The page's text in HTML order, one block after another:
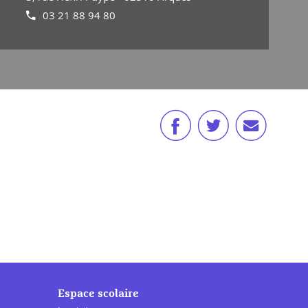
03 21 88 94 80
Espace scolaire